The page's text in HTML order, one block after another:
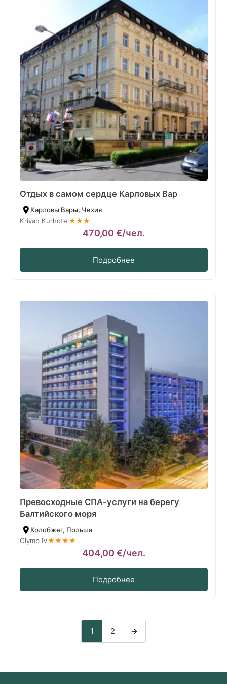
Отдых в самом сердце Карловых Вар
Карловы Вары, Чехия
Krivan Kurhotel★★★
470,00 €/чел.
Подробнее
Превосходные СПА-услуги на берегу
Балтийского моря
Колобжег, Польша
Olymp IV★★★★
404,00 €/чел.
Подробнее
1 2 →